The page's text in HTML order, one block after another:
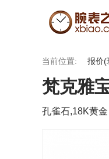
当前位置: 报价(
梵克雅
孔雀石,18K黄金